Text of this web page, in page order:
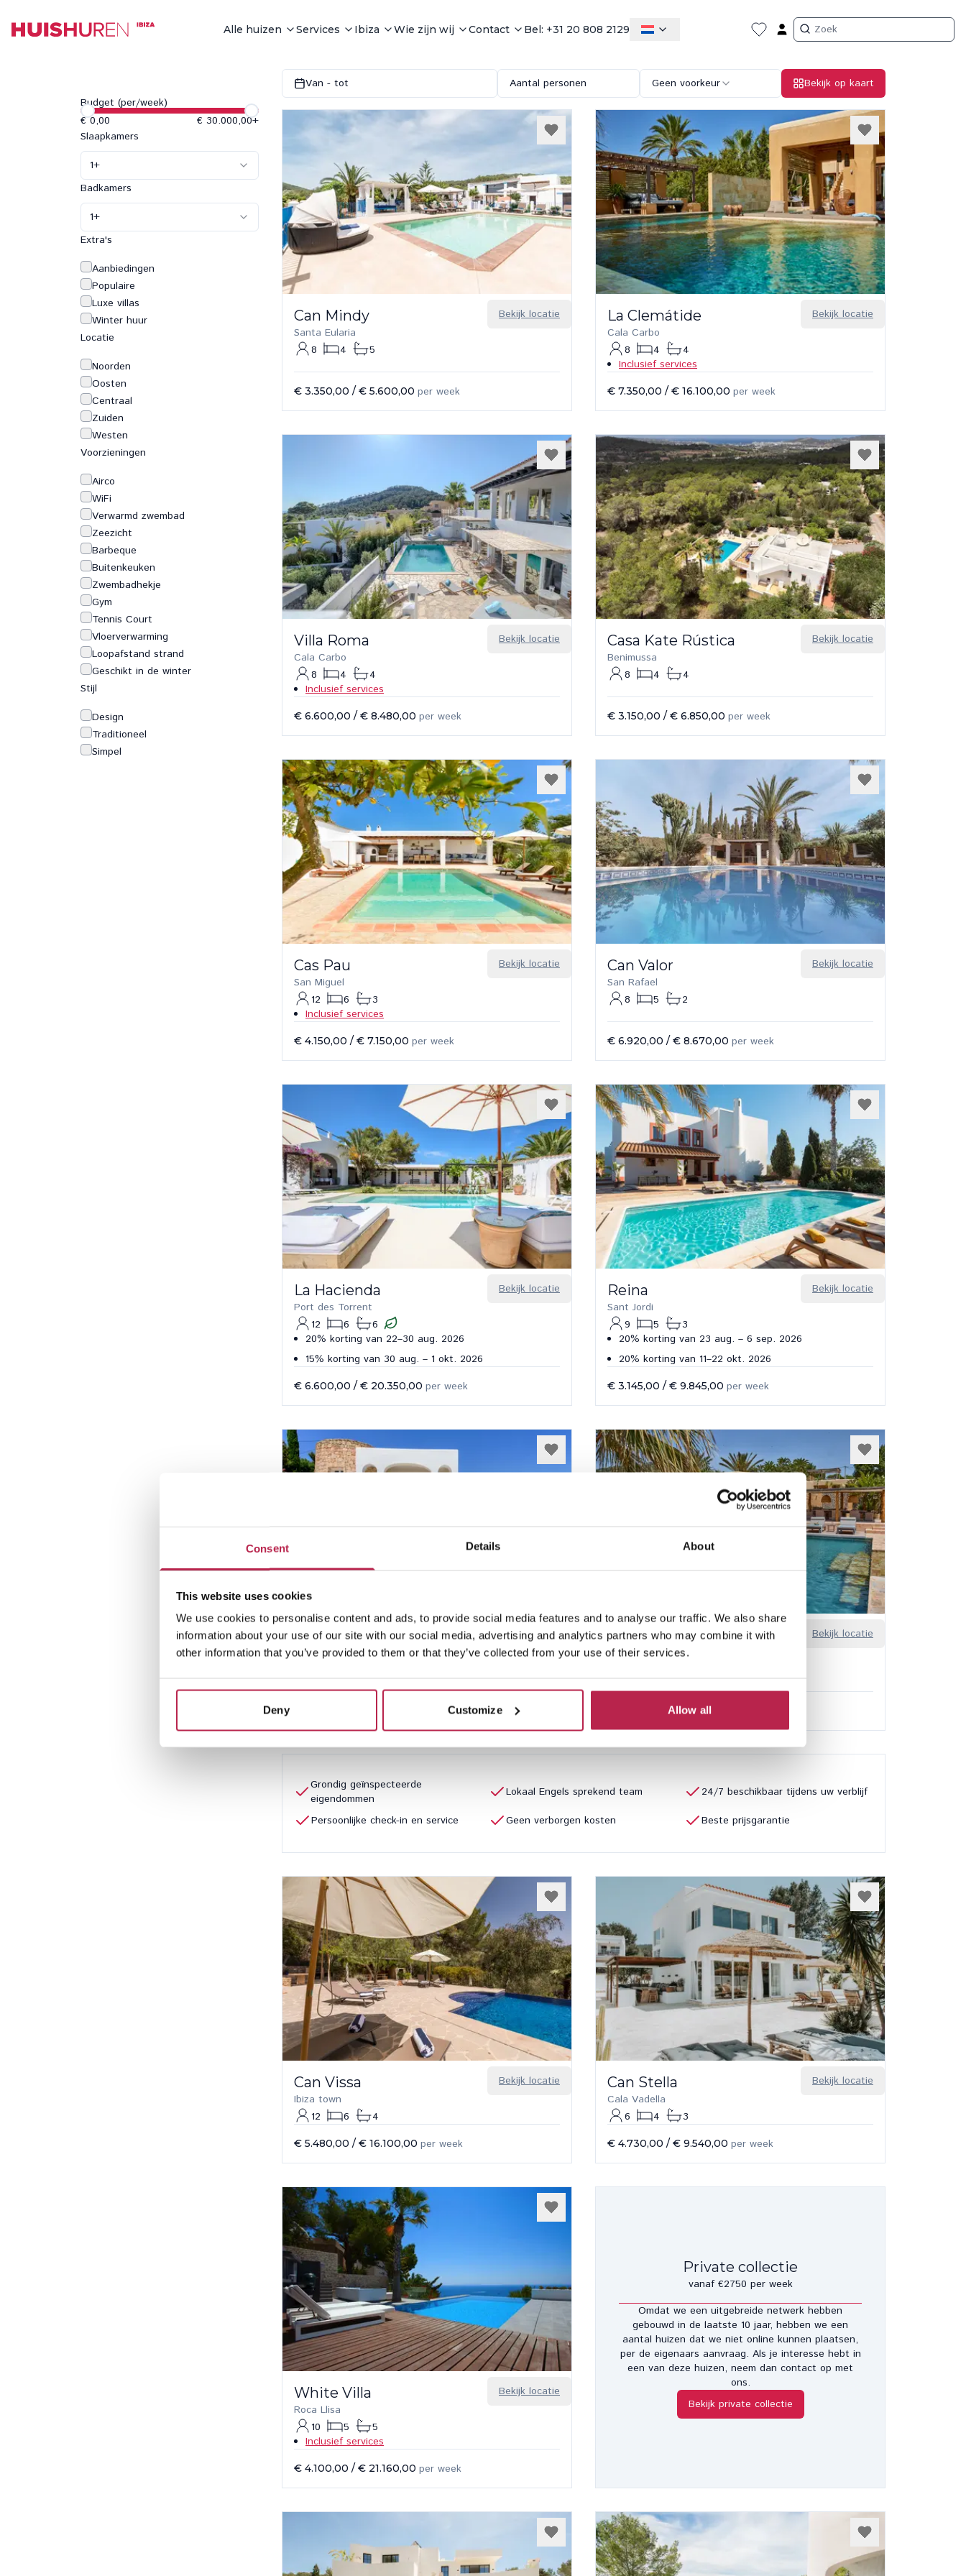
Consent Details About
This website uses cookies
We use cookies to personalise content and ads, to provide social media features and to analyse our traffic. We also share
information about your use of our site with our social media, advertising and analytics partners who may combine it with
other information that you’ve provided to them or that they’ve collected from your use of their services.
Deny Customize Allow all
Alle huizen Services Ibiza Wie zijn wij Contact Bel: +31 20 808 2129
Budget (per/week)
€ 0,00
€ 30.000,00+
Slaapkamers
1+
Badkamers
1+
Extra's
Aanbiedingen
Populaire
Luxe villas
Winter huur
Locatie
Noorden
Oosten
Centraal
Zuiden
Westen
Voorzieningen
Airco
WiFi
Verwarmd zwembad
Zeezicht
Barbeque
Buitenkeuken
Zwembadhekje
Gym
Tennis Court
Vloerverwarming
Loopafstand strand
Geschikt in de winter
Stijl
Design
Traditioneel
Simpel
Van - tot Aantal personen Geen voorkeur Bekijk op kaart
Bekijk locatie
Can Mindy
Santa Eularia
8
4 5
€ 3.350,00 / € 5.600,00 per week
Bekijk locatie
La Clemátide
Cala Carbo
8
4
4
Inclusief services
€ 7.350,00 / € 16.100,00 per week
Bekijk locatie
Villa Roma
Cala Carbo
8
4
4
Inclusief services
€ 6.600,00 / € 8.480,00 per week
Bekijk locatie
Casa Kate Rústica
Benimussa
8
4 4
€ 3.150,00 / € 6.850,00 per week
Bekijk locatie
Cas Pau
San Miguel
12
6
3
Inclusief services
€ 4.150,00 / € 7.150,00 per week
Bekijk locatie
Can Valor
San Rafael
8
5 2
€ 6.920,00 / € 8.670,00 per week
Bekijk locatie
La Hacienda
Port des Torrent
12
6
6
20% korting van 22–30 aug. 2026
15% korting van 30 aug. – 1 okt. 2026
€ 6.600,00 / € 20.350,00 per week
Bekijk locatie
Reina
Sant Jordi
9
5
3
20% korting van 23 aug. – 6 sep. 2026
20% korting van 11–22 okt. 2026
€ 3.145,00 / € 9.845,00 per week
Bekijk locatie
Casa Perdida
Cala Llonga
per week
Bekijk locatie
La Dedalera
Cala Carbo
/ € 12.600,00
Grondig geïnspecteerde
eigendommen
Lokaal Engels sprekend team
24/7 beschikbaar tijdens uw verblijf
Persoonlijke check-in en service
Geen verborgen kosten Beste prijsgarantie
Bekijk locatie
Can Vissa
Ibiza town
12
6 4
€ 5.480,00 / € 16.100,00 per week
Bekijk locatie
Can Stella
Cala Vadella
6
4 3
€ 4.730,00 / € 9.540,00 per week
Bekijk locatie
White Villa
Roca Llisa
10
5
5
Inclusief services
€ 4.100,00 / € 21.160,00 per week
Private collectie
vanaf €2750 per week
Omdat we een uitgebreide netwerk hebben
gebouwd in de laatste 10 jaar, hebben we een
aantal huizen dat we niet online kunnen plaatsen,
per de eigenaars aanvraag. Als je interesse hebt in
een van deze huizen, neem dan contact op met
ons.
Bekijk private collectie